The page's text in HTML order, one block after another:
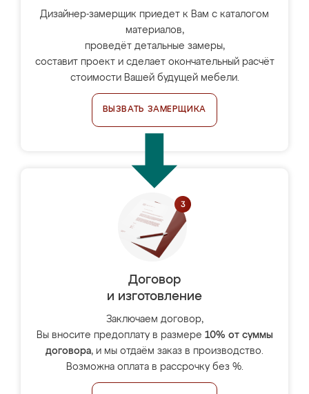
Дизайнер-замерщик приедет к Вам с каталогом
материалов,
проведёт детальные замеры,
составит проект и сделает окончательный расчёт
стоимости Вашей будущей мебели.
ВЫЗВАТЬ ЗАМЕРЩИКА
Договор
и изготовление
Заключаем договор,
Вы вносите предоплату в размере 10% от суммы
договора, и мы отдаём заказ в производство.
Возможна оплата в рассрочку без %.